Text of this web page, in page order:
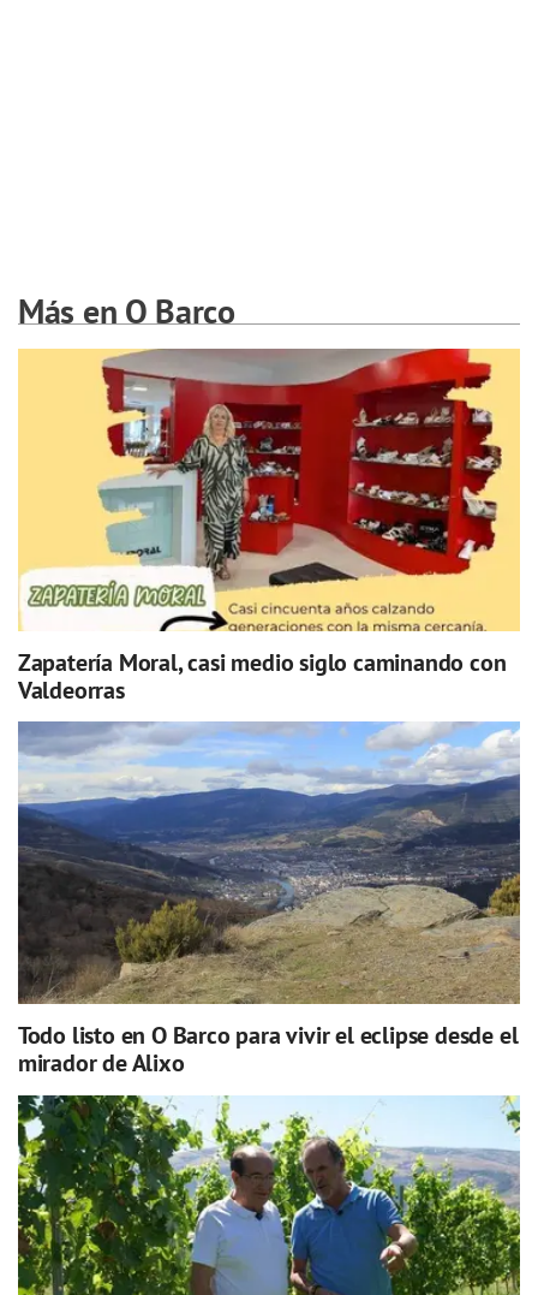
Más en O Barco
Zapatería Moral, casi medio siglo caminando con
Valdeorras
Todo listo en O Barco para vivir el eclipse desde el
mirador de Alixo